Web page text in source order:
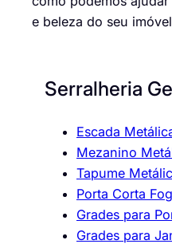
e beleza do seu
Serralheria
Escada
Mezanino
Tapume
Porta Corta
Grades para
Grades para